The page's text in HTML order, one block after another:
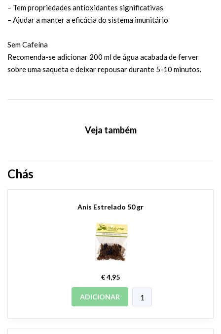
– Tem propriedades antioxidantes significativas
– Ajudar a manter a eficácia do sistema imunitário
Sem Cafeína
Recomenda-se adicionar 200 ml de água acabada de ferver
sobre uma saqueta e deixar repousar durante 5-10 minutos.
Veja também
Chás
Anis Estrelado 50 gr
€ 4,95
ADICIONAR